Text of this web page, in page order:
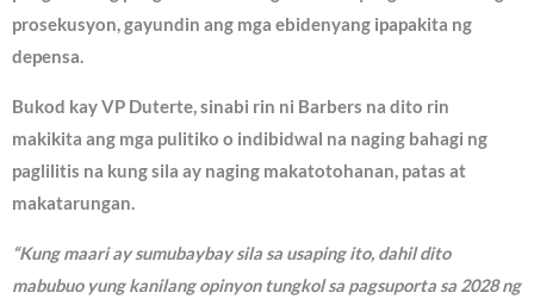
prosekusyon, gayundin ang mga ebidenyang ipapakita ng
depensa.
Bukod kay VP Duterte, sinabi rin ni Barbers na dito rin
makikita ang mga pulitiko o indibidwal na naging bahagi ng
paglilitis na kung sila ay naging makatotohanan, patas at
makatarungan.
“Kung maari ay sumubaybay sila sa usaping ito, dahil dito
mabubuo yung kanilang opinyon tungkol sa pagsuporta sa 2028 ng